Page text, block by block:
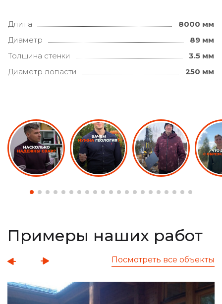
Длина
8000 мм
Диаметр
89 мм
Толщина стенки
3.5 мм
Диаметр лопасти
250 мм
Примеры наших работ
Посмотреть все объекты